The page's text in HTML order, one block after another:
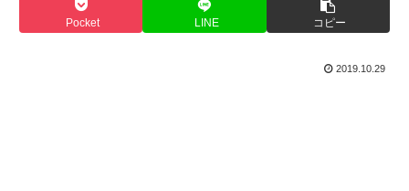
Pocket LINE コピー
2019.10.29